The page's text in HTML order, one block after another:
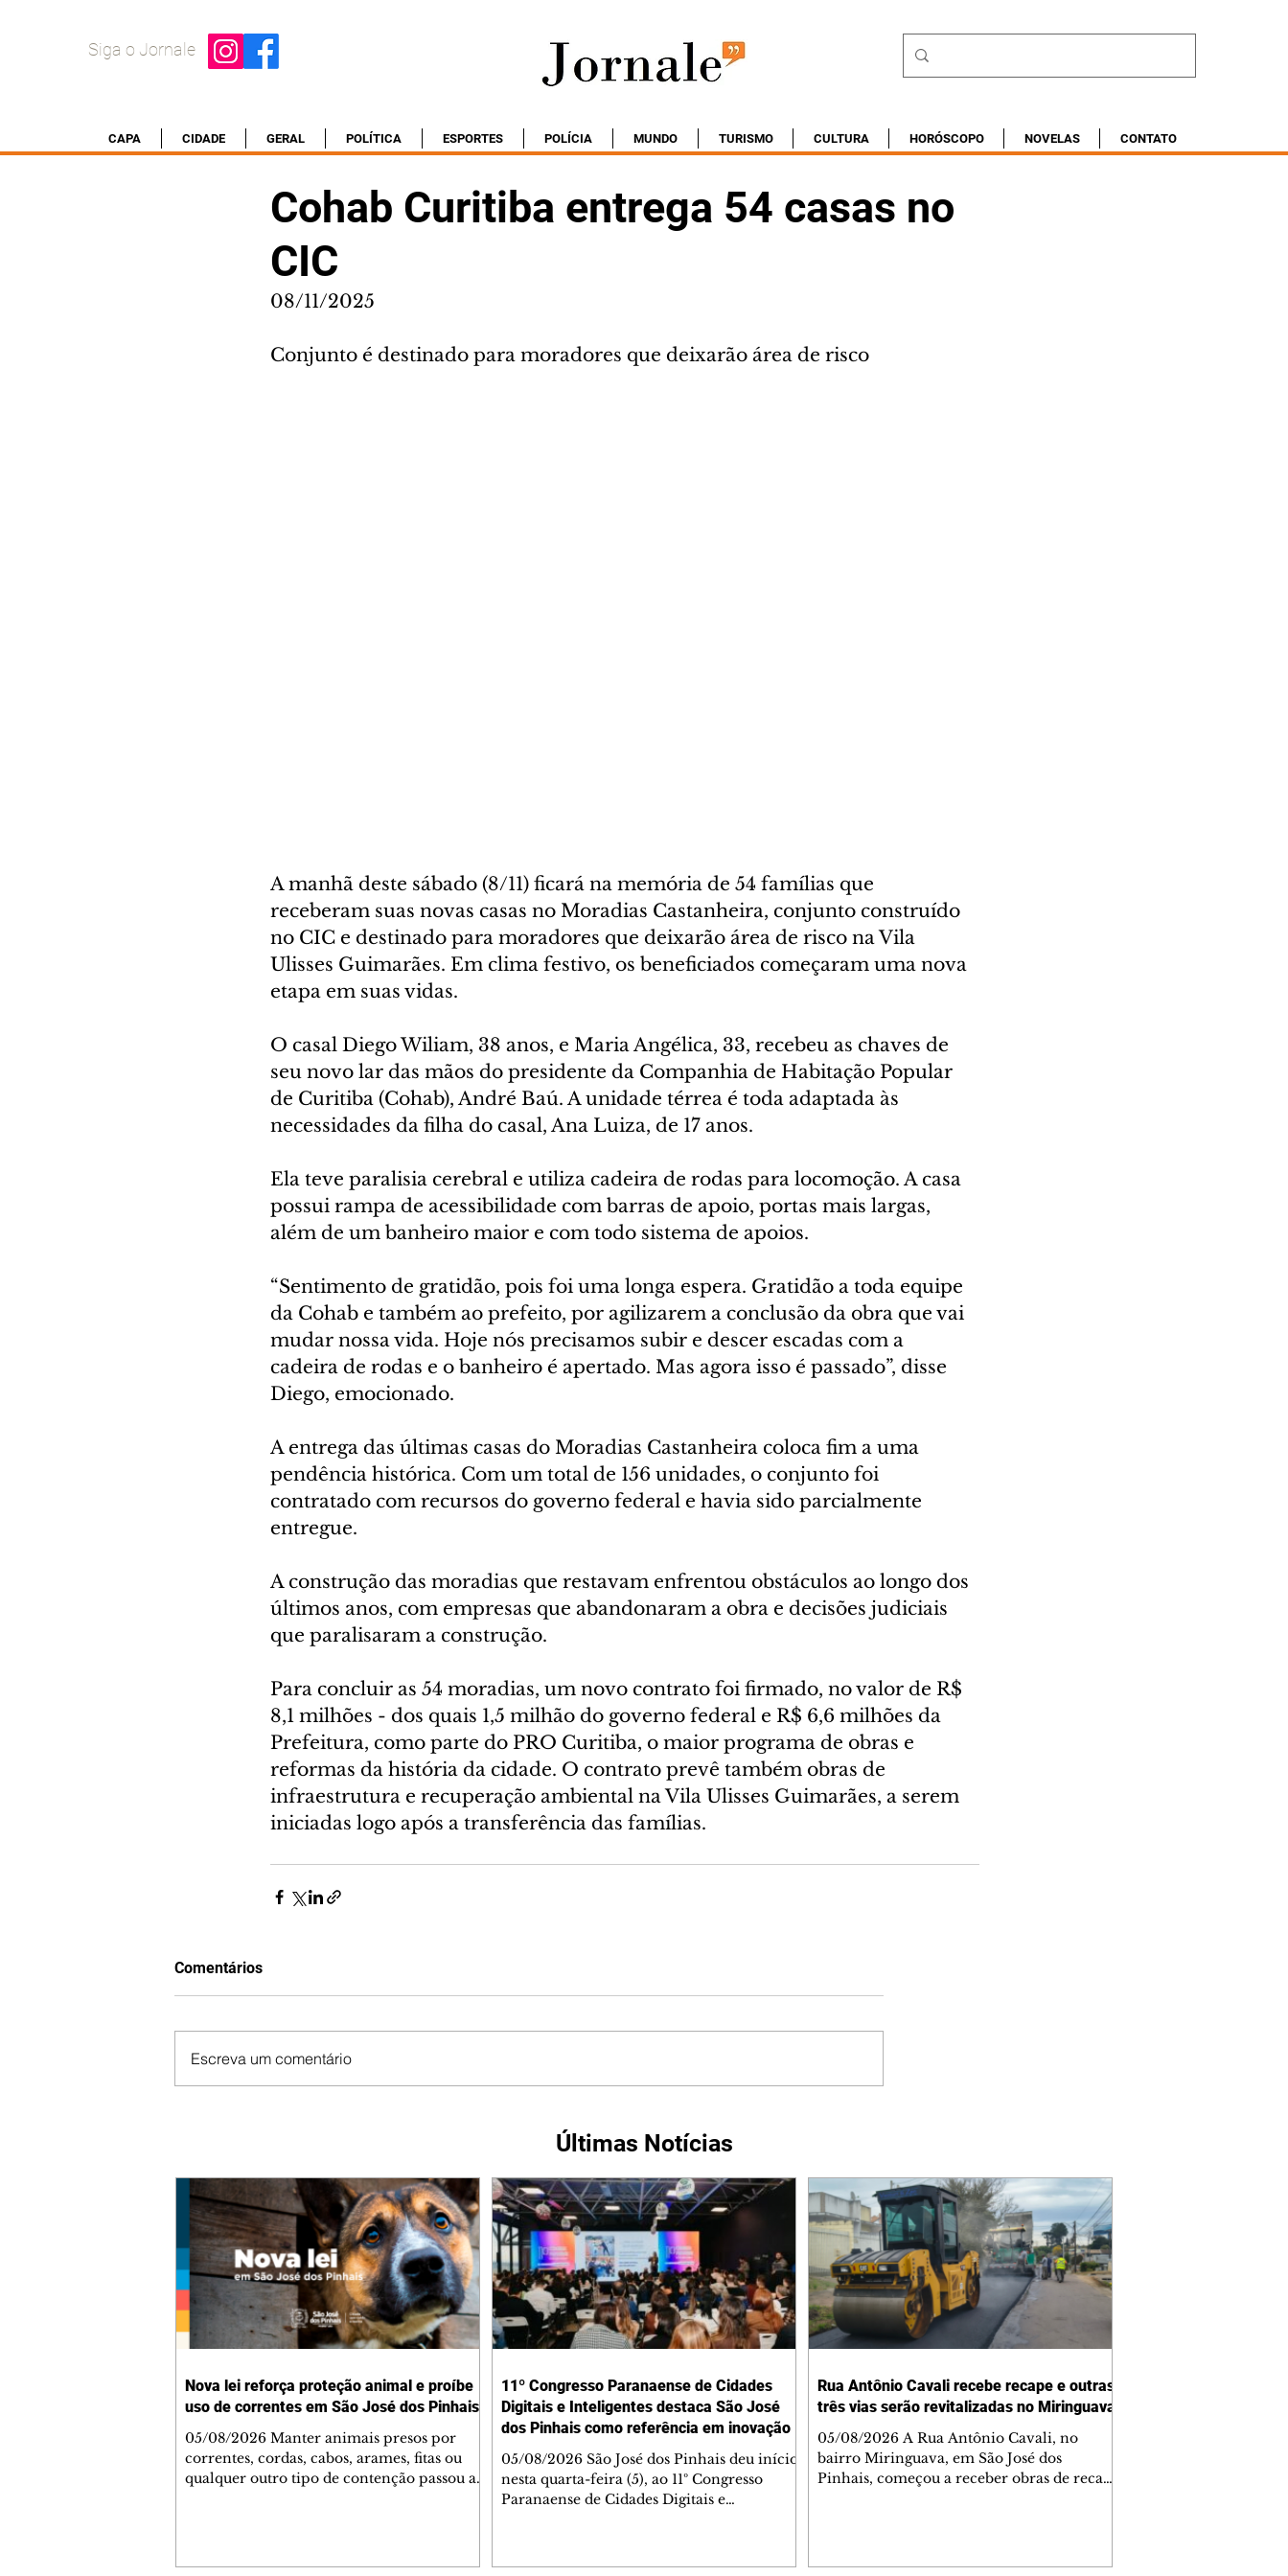
Siga o Jornale
CAPA CIDADE GERAL POLÍTICA ESPORTES POLÍCIA MUNDO TURISMO CULTURA HORÓSCOPO NOVELAS CONTATO
Cohab Curitiba entrega 54 casas no
CIC
08/11/2025
Conjunto é destinado para moradores que deixarão área de risco
A manhã deste sábado (8/11) ficará na memória de 54 famílias que
receberam suas novas casas no Moradias Castanheira, conjunto construído
no CIC e destinado para moradores que deixarão área de risco na Vila
Ulisses Guimarães. Em clima festivo, os beneficiados começaram uma nova
etapa em suas vidas.
O casal Diego Wiliam, 38 anos, e Maria Angélica, 33, recebeu as chaves de
seu novo lar das mãos do presidente da Companhia de Habitação Popular
de Curitiba (Cohab), André Baú. A unidade térrea é toda adaptada às
necessidades da filha do casal, Ana Luiza, de 17 anos.
Ela teve paralisia cerebral e utiliza cadeira de rodas para locomoção. A casa
possui rampa de acessibilidade com barras de apoio, portas mais largas,
além de um banheiro maior e com todo sistema de apoios.
“Sentimento de gratidão, pois foi uma longa espera. Gratidão a toda equipe
da Cohab e também ao prefeito, por agilizarem a conclusão da obra que vai
mudar nossa vida. Hoje nós precisamos subir e descer escadas com a
cadeira de rodas e o banheiro é apertado. Mas agora isso é passado”, disse
Diego, emocionado.
A entrega das últimas casas do Moradias Castanheira coloca fim a uma
pendência histórica. Com um total de 156 unidades, o conjunto foi
contratado com recursos do governo federal e havia sido parcialmente
entregue.
A construção das moradias que restavam enfrentou obstáculos ao longo dos
últimos anos, com empresas que abandonaram a obra e decisões judiciais
que paralisaram a construção.
Para concluir as 54 moradias, um novo contrato foi firmado, no valor de R$
8,1 milhões - dos quais 1,5 milhão do governo federal e R$ 6,6 milhões da
Prefeitura, como parte do PRO Curitiba, o maior programa de obras e
reformas da história da cidade. O contrato prevê também obras de
infraestrutura e recuperação ambiental na Vila Ulisses Guimarães, a serem
iniciadas logo após a transferência das famílias.
Comentários
Escreva um comentário
Últimas Notícias
Nova lei reforça proteção animal e proíbe
uso de correntes em São José dos Pinhais
05/08/2026 Manter animais presos por
correntes, cordas, cabos, arames, fitas ou
qualquer outro tipo de contenção passou a
11º Congresso Paranaense de Cidades
Digitais e Inteligentes destaca São José
dos Pinhais como referência em inovação
05/08/2026 São José dos Pinhais deu início,
nesta quarta-feira (5), ao 11º Congresso
Paranaense de Cidades Digitais e
Rua Antônio Cavali recebe recape e outras
três vias serão revitalizadas no Miringuava
05/08/2026 A Rua Antônio Cavali, no
bairro Miringuava, em São José dos
Pinhais, começou a receber obras de recape